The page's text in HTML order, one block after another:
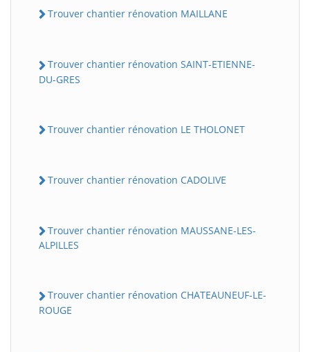
Trouver chantier rénovation MAILLANE
Trouver chantier rénovation SAINT-ETIENNE-
DU-GRES
Trouver chantier rénovation LE THOLONET
Trouver chantier rénovation CADOLIVE
Trouver chantier rénovation MAUSSANE-LES-
ALPILLES
Trouver chantier rénovation CHATEAUNEUF-LE-
ROUGE